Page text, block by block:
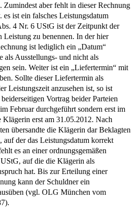
Zumindest aber fehlt in dieser Rechnung
ist ein falsches Leistungsdatum
4 Nr. 6 UStG ist der Zeitpunkt der
Leistung zu benennen. In der hier
ist lediglich ein „Datum“
als Ausstellungs- und nicht als
sein. Weiter ist ein „Liefertermin“ mit
Sollte dieser Liefertermin als
Leistungszeit anzusehen ist, so ist
Vortrag beider Parteien
Februar durchgeführt sondern erst im
erst am 31.05.2012. Nach
übersandte die Klägerin dar Beklagten
auf der das Leistungsdatum korrekt
es an einer ordnungsgemäßen
auf die die Klägerin als
hat. Bis zur Erteilung einer
kann der Schuldner ein
(vgl. OLG München vom